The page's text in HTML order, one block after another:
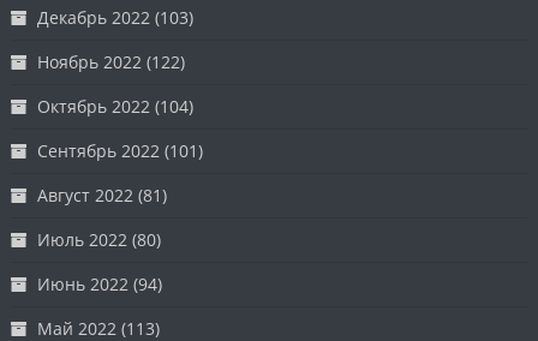
Декабрь 2022 (103)
Ноябрь 2022 (122)
Октябрь 2022 (104)
Сентябрь 2022 (101)
Август 2022 (81)
Июль 2022 (80)
Июнь 2022 (94)
Май 2022 (113)